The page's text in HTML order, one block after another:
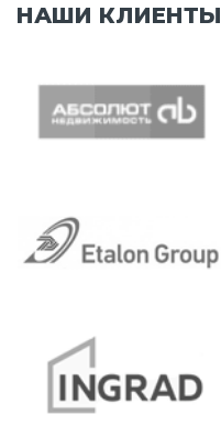
НАШИ КЛИЕНТЫ